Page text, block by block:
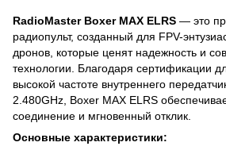
RadioMaster Boxer MAX ELRS — это
радиопульт, созданный для FPV-
дронов, которые ценят надежность и
технологии. Благодаря сертификации
высокой частоте внутреннего
2.480GHz, Boxer MAX ELRS
соединение и мгновенный отклик.
Основные характеристики: